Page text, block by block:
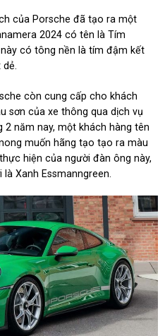
của Porsche đã tạo ra một
2024 có tên là Tím
có tông nền là tím đậm kết
dẻ.
còn cung cấp cho khách
sơn của xe thông qua dịch vụ
2 năm nay, một khách hàng tên
muốn hãng tạo tạo ra màu
hiện của người đàn ông này,
Xanh Essmanngreen.